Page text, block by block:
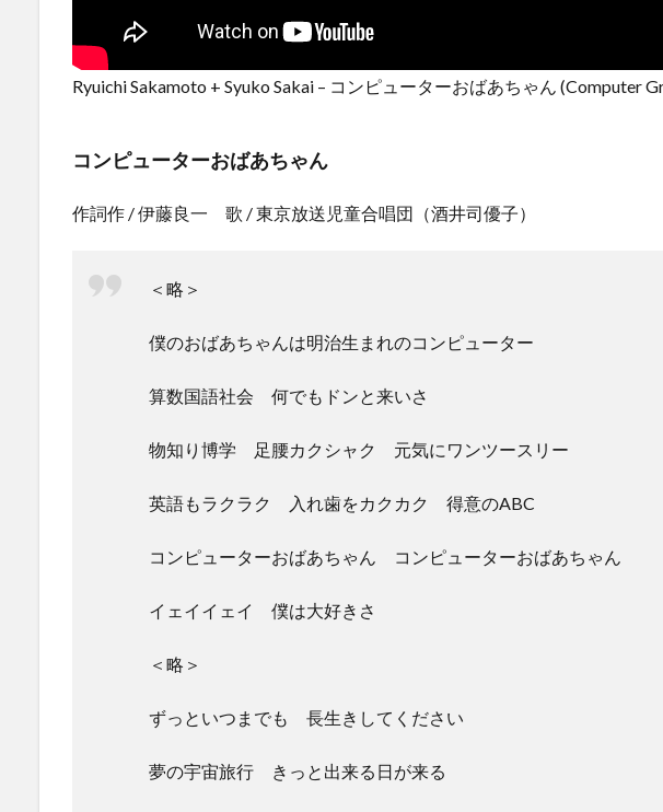
Ryuichi Sakamoto + Syuko Sakai – コンピューターおばあちゃん (Computer
コンピューターおばあちゃん
作詞作 / 伊藤良一 歌 / 東京放送児童合唱団（酒井司優子）
＜略＞
僕のおばあちゃんは明治生まれのコンピューター
算数国語社会 何でもドンと来いさ
物知り博学 足腰カクシャク 元気にワンツースリー
英語もラクラク 入れ歯をカクカク 得意のABC
コンピューターおばあちゃん コンピューターおばあちゃん
イェイイェイ 僕は大好きさ
＜略＞
ずっといつまでも 長生きしてください
夢の宇宙旅行 きっと出来る日が来る